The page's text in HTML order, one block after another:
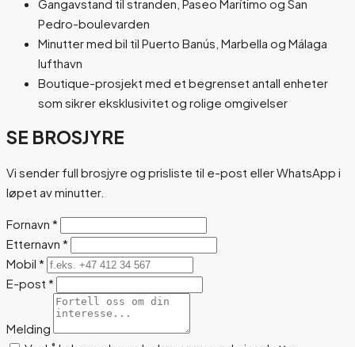
Gangavstand til stranden, Paseo Marítimo og San
Pedro-boulevarden
Minutter med bil til Puerto Banús, Marbella og Málaga
lufthavn
Boutique-prosjekt med et begrenset antall enheter
som sikrer eksklusivitet og rolige omgivelser
SE BROSJYRE
Vi sender full brosjyre og prisliste til e-post eller WhatsApp i
løpet av minutter.
Fornavn *
Etternavn *
Mobil *
E-post *
Melding